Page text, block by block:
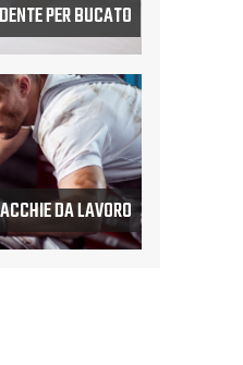
PER BUCATO
DA LAVORO